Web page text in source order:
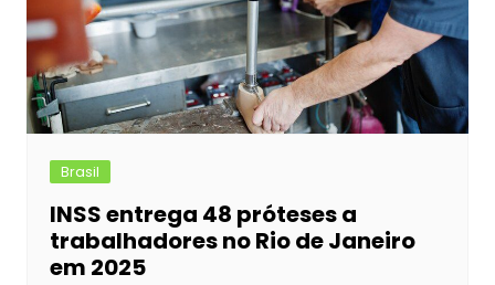
Brasil
INSS entrega 48 próteses a
trabalhadores no Rio de Janeiro
em 2025